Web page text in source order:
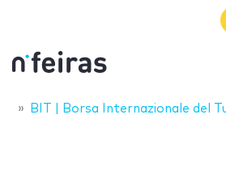
BIT | Borsa Internazionale del